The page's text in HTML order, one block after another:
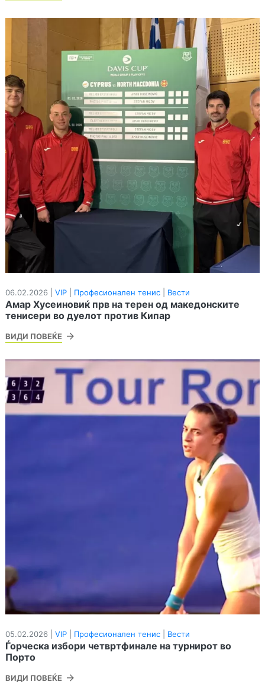
06.02.2026 | VIP Професионален тенис Вести
Амар Хусеиновиќ прв на терен од македонските
тенисери во дуелот против Кипар
ВИДИ ПОВЕЌЕ
05.02.2026 | VIP Професионален тенис Вести
Ѓорческа избори четвртфинале на турнирот во
Порто
ВИДИ ПОВЕЌЕ